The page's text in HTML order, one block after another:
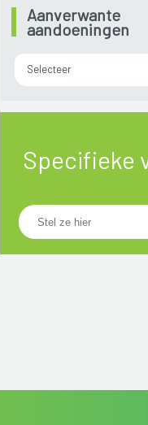
Aanverwante
aandoeningen
Selecteer
Specifieke